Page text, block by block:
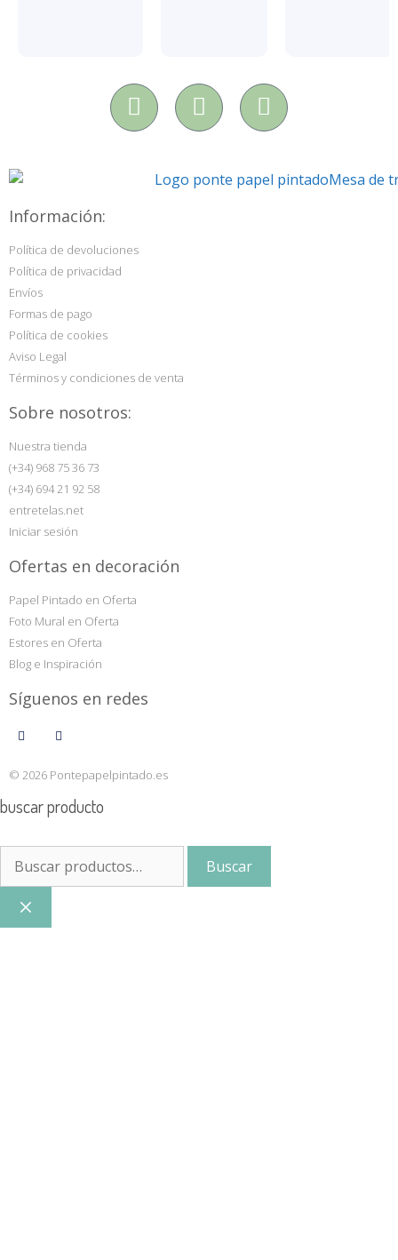
Información:
Política de devoluciones
Política de privacidad
Envíos
Formas de pago
Política de cookies
Aviso Legal
Términos y condiciones de venta
Sobre nosotros:
Nuestra tienda
(+34) 968 75 36 73
(+34) 694 21 92 58
entretelas.net
Iniciar sesión
Ofertas en decoración
Papel Pintado en Oferta
Foto Mural en Oferta
Estores en Oferta
Blog e Inspiración
Síguenos en redes
© 2026 Pontepapelpintado.es
buscar producto
Buscar